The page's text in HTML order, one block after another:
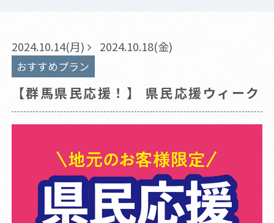
2024.10.14(月) 2024.10.18(金)
おすすめプラン
【群馬県民応援！】 県民応援ウィーク